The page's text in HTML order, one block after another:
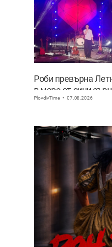
Роби превърна
в море от сини
PlovdivTime 07.08.2026